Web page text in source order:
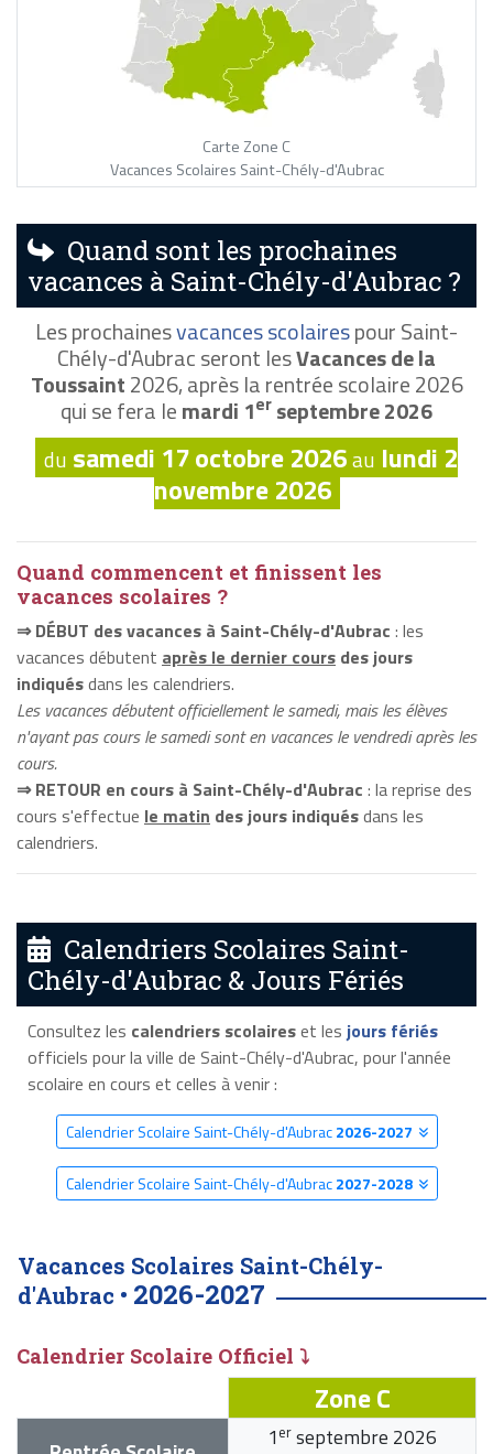
Carte Zone C
Vacances Scolaires Saint-Chély-d'Aubrac
Quand sont les prochaines
vacances à Saint-Chély-d'Aubrac ?
Les prochainesvacances scolairespour Saint-
Chély-d'Aubrac seront lesVacances de la
Toussaint2026, après la rentrée scolaire 2026
qui se fera lemardi 1er septembre 2026
du samedi 17 octobre 2026au lundi 2
novembre 2026
Quand commencent et finissent les
vacances scolaires ?
⇒ DÉBUT des vacances à Saint-Chély-d'Aubrac : les
vacances débutent après le dernier cours des jours
indiquésdans les calendriers.
Les vacances débutent officiellement le samedi, mais les élèves
n'ayant pas cours le samedi sont en vacances le vendredi après les
cours.
⇒ RETOUR en cours à Saint-Chély-d'Aubrac : la reprise des
cours s'effectue le matin des jours indiquésdans les
calendriers.
Calendriers Scolaires Saint-
Chély-d'Aubrac & Jours Fériés
Consultez les calendriers scolaireset les jours fériés
officiels pour la ville de Saint-Chély-d'Aubrac, pour l'année
scolaire en cours et celles à venir :
Calendrier Scolaire Saint-Chély-d'Aubrac2026-2027
Calendrier Scolaire Saint-Chély-d'Aubrac2027-2028
Vacances Scolaires Saint-Chély-
d'Aubrac • 2026-2027
Calendrier Scolaire Officiel ⤵
Zone C
1 er septembre 2026